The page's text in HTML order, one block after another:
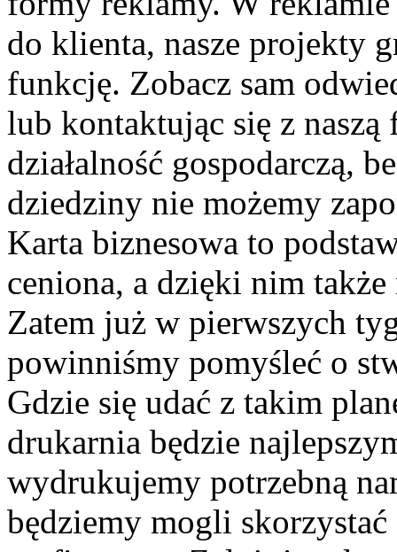
do klienta, nasze projekty
funkcję. Zobacz sam
lub kontaktując się z naszą
działalność gospodarczą,
dziedziny nie możemy
Karta biznesowa to
ceniona, a dzięki nim
Zatem już w pierwszych
powinniśmy pomyśleć o
Gdzie się udać z takim
drukarnia będzie
wydrukujemy potrzebną
będziemy mogli